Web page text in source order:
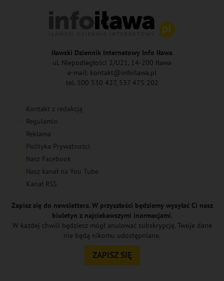
Iławski Dziennik Internetowy Info Iława
ul. Niepodległości 2/U21, 14-200 Iława
e-mail: kontakt@infoilawa.pl
tel. 500 530 427, 537 475 202
Kontakt z redakcją
Regulamin
Reklama
Polityka Prywatności
Nasz Facebook
Nasz kanał na You Tube
Kanał RSS
Zapisz się do newslettera. W przyszłości będziemy wysyłać Ci nasz
biuletyn z najciekawszymi inormacjami.
W każdej chwili będziesz mógł anulować subskrypcję. Twoje dane
nie będą nikomu udostępniane.
ZAPISZ SIĘ